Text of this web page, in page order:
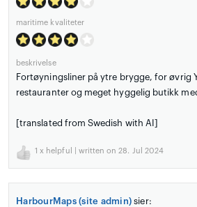
maritime kvaliteter
beskrivelse
Fortøyningsliner på ytre brygge, for øvrig
restauranter og meget hyggelig butikk
[translated from Swedish with AI]
1 x helpful | written on 28. Jul 2024
HarbourMaps (site admin) sier: